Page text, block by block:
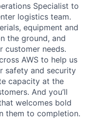
Specialist to
logistics team.
equipment and
the ground, and
customer needs.
AWS to help us
safety and security
capacity at the
And you’ll
welcomes bold
them to completion.